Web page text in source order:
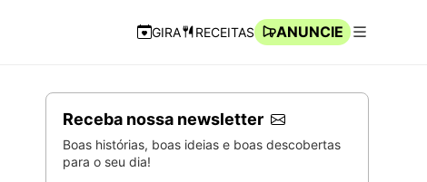
Navegação Rápida
GIRA RECEITAS
ANUNCIE
Receba nossa newsletter
Boas histórias, boas ideias e boas descobertas
para o seu dia!